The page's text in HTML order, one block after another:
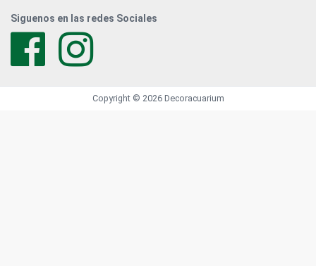
Siguenos en las redes Sociales
Copyright © 2026 Decoracuarium